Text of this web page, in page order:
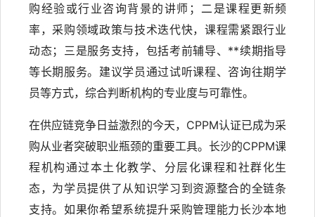
购经验或行业咨询背景的讲师；二是课程更新频
率，采购领域政策与技术迭代快，课程需紧跟行业
动态；三是服务支持，包括考前辅导、**续期指导
等长期服务。建议学员通过试听课程、咨询往期学
员等方式，综合判断机构的专业度与可靠性。
在供应链竞争日益激烈的今天，CPPM认证已成为采
购从业者突破职业瓶颈的重要工具。长沙的CPPM课
程机构通过本土化教学、分层化课程和社群化生
态，为学员提供了从知识学习到资源整合的全链条
支持。如果你希望系统提升采购管理能力长沙本地